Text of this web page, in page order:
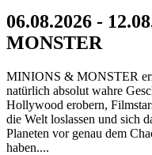
06.08.2026 -
MONSTER
MINIONS & MONSTER
natürlich absolut wahre
Hollywood erobern,
die Welt loslassen und sich
Planeten vor genau dem
haben....